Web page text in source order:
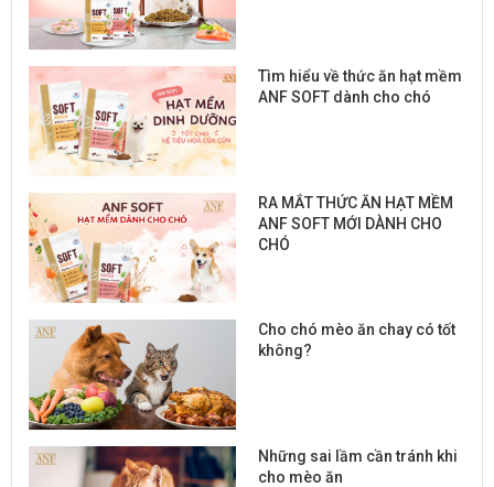
Tìm hiểu về thức ăn hạt mềm
ANF SOFT dành cho chó
RA MẮT THỨC ĂN HẠT MỀM
ANF SOFT MỚI DÀNH CHO
CHÓ
Cho chó mèo ăn chay có tốt
không?
Những sai lầm cần tránh khi
cho mèo ăn